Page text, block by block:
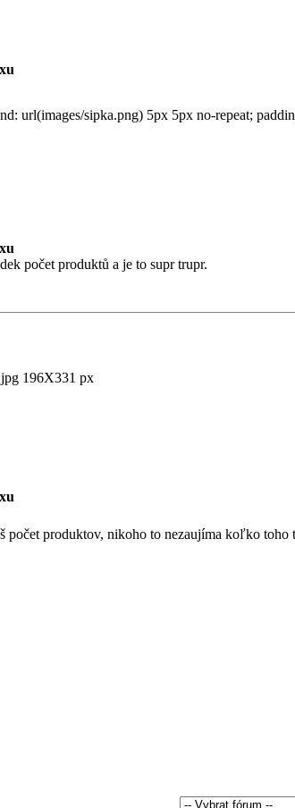
url(images/sipka.png) 5px 5px no-repeat;
počet produktů a je to supr trupr.
počet produktov, nikoho to nezaujíma koľko toho